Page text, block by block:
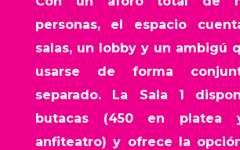
personas, el espacio
salas, un lobby y un ambigú
usarse de forma
separado. La Sala 1
butacas (450 en platea
anfiteatro) y ofrece la